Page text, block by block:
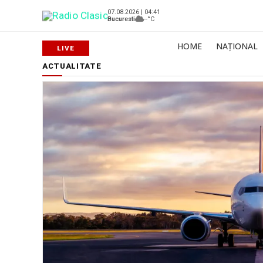
07.08.2026 | 04:41
Bucuresti
--°C
HOME NAȚIONAL
ACTUALITATE